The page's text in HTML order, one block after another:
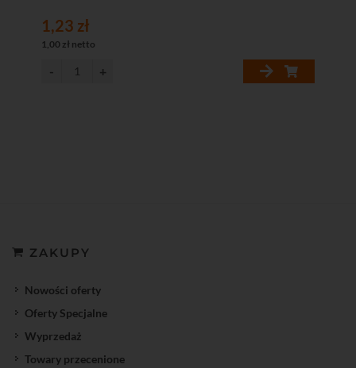
1,23 zł
1,00 zł netto
ZAKUPY
Nowości oferty
Oferty Specjalne
Wyprzedaż
Towary przecenione